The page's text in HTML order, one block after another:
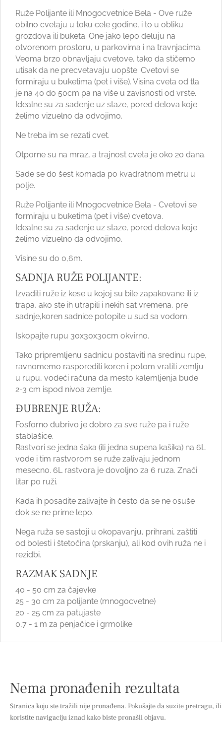
Ruže Polijante ili Mnogocvetnice Bela - Ove ruže
obilno cvetaju u toku cele godine, i to u obliku
grozdova ili buketa. One jako lepo deluju na
otvorenom prostoru, u parkovima i na travnjacima.
Veoma brzo obnavljaju cvetove, tako da stičemo
utisak da ne precvetavaju uopšte. Cvetovi se
formiraju u buketima (pet i više). Visina cveta od tla
je na 40 do 50cm pa na više u zavisnosti od vrste.
Idealne su za sađenje uz staze, pored delova koje
želimo vizuelno da odvojimo.
Ne treba im se rezati cvet.
Otporne su na mraz, a trajnost cveta je oko 20 dana.
Sade se do šest komada po kvadratnom metru u
polje.
Ruže Polijante ili Mnogocvetnice Bela - Cvetovi se
formiraju u buketima (pet i više) cvetova.
Idealne su za sađenje uz staze, pored delova koje
želimo vizuelno da odvojimo.
Visine su do 0,6m.
SADNJA RUŽE POLIJANTE:
Izvaditi ruže iz kese u kojoj su bile zapakovane ili iz
trapa, ako ste ih utrapili i nekih sat vremena, pre
sadnje,koren sadnice potopite u sud sa vodom.
Iskopajte rupu 30x30x30cm okvirno.
Tako pripremljenu sadnicu postaviti na sredinu rupe,
ravnomemo rasporediti koren i potom vratiti zemlju
u rupu, vodeći računa da mesto kalemljenja bude
2-3 cm ispod nivoa zemlje.
ĐUBRENJE RUŽA:
Fosforno đubrivo je dobro za sve ruže pa i ruže
stablašice.
Rastvori se jedna šaka (ili jedna supena kašika) na 6L
vode i tim rastvorom se ruže zalivaju jednom
mesecno. 6L rastvora je dovoljno za 6 ruza. Znači
litar po ruži.
Kada ih posadite zalivajte ih često da se ne osuše
dok se ne prime lepo.
Nega ruža se sastoji u okopavanju, prihrani, zaštiti
od bolesti i štetočina (prskanju), ali kod ovih ruža ne i
rezidbi.
RAZMAK SADNJE
40 - 50 cm za čajevke
25 - 30 cm za polijante (mnogocvetne)
20 - 25 cm za patujaste
0,7 - 1 m za penjačice i grmolike
Nema pronađenih rezultata
Stranica koju ste tražili nije pronađena. Pokušajte da suzite pretragu, ili
koristite navigaciju iznad kako biste pronašli objavu.